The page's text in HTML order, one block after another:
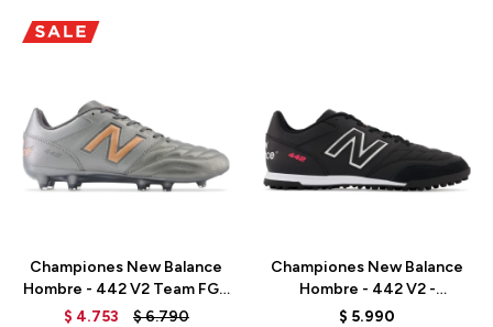
Championes New Balance
Hombre - 442 V2 Team FG -
MS42FSG2 - SILVER
$ 4.753 $6.790
Championes New Balance
Hombre - 442 V2 -
MS42TBK2 - BLACK
$ 5.990